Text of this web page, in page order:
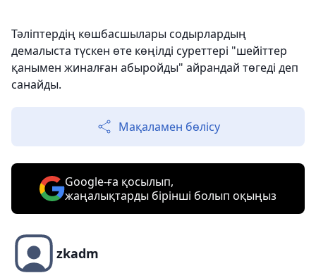
Тәліптердің көшбасшылары содырлардың
демалыста түскен өте көңілді суреттері "шейіттер
қанымен жиналған абыройды" айрандай төгеді деп
санайды.
Мақаламен бөлісу
Google-ға қосылып,
жаңалықтарды бірінші болып оқыңыз
zkadm